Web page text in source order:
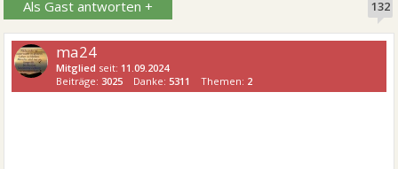
Als Gast antworten + 132
ma24
Mitglied seit: 11.09.2024
Beiträge:3025 Danke:5311 Themen: 2